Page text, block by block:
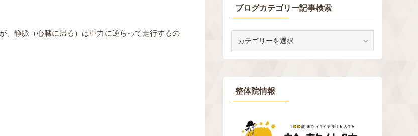
、静脈（心臓に帰る）は重力に逆らって走行するの
ブログカテゴリー記事検索
テ
ゴ
リ
整体院情報